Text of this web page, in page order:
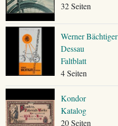
32 Seiten
Werner Bächtiger
Dessau
Faltblatt
4 Seiten
Kondor
Katalog
20 Seiten